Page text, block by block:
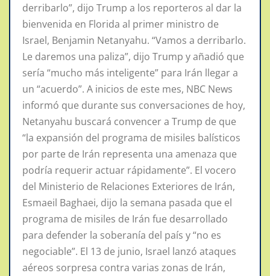
derribarlo”, dijo Trump a los reporteros al dar la
bienvenida en Florida al primer ministro de
Israel, Benjamin Netanyahu. “Vamos a derribarlo.
Le daremos una paliza”, dijo Trump y añadió que
sería “mucho más inteligente” para Irán llegar a
un “acuerdo”. A inicios de este mes, NBC News
informó que durante sus conversaciones de hoy,
Netanyahu buscará convencer a Trump de que
“la expansión del programa de misiles balísticos
por parte de Irán representa una amenaza que
podría requerir actuar rápidamente”. El vocero
del Ministerio de Relaciones Exteriores de Irán,
Esmaeil Baghaei, dijo la semana pasada que el
programa de misiles de Irán fue desarrollado
para defender la soberanía del país y “no es
negociable”. El 13 de junio, Israel lanzó ataques
aéreos sorpresa contra varias zonas de Irán,